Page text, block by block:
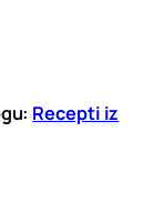
Recepti iz